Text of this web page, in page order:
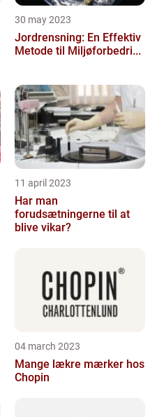
30 may 2023
Jordrensning: En Effektiv
Metode til Miljøforbedri...
11 april 2023
Har man
forudsætningerne til at
blive vikar?
04 march 2023
Mange lækre mærker hos
Chopin